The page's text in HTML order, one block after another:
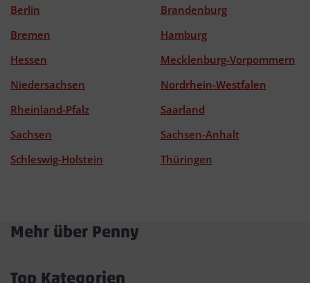
Berlin
Brandenburg
Bremen
Hamburg
Hessen
Mecklenburg-Vorpommern
Niedersachsen
Nordrhein-Westfalen
Rheinland-Pfalz
Saarland
Sachsen
Sachsen-Anhalt
Schleswig-Holstein
Thüringen
Mehr über Penny
Top Kategorien